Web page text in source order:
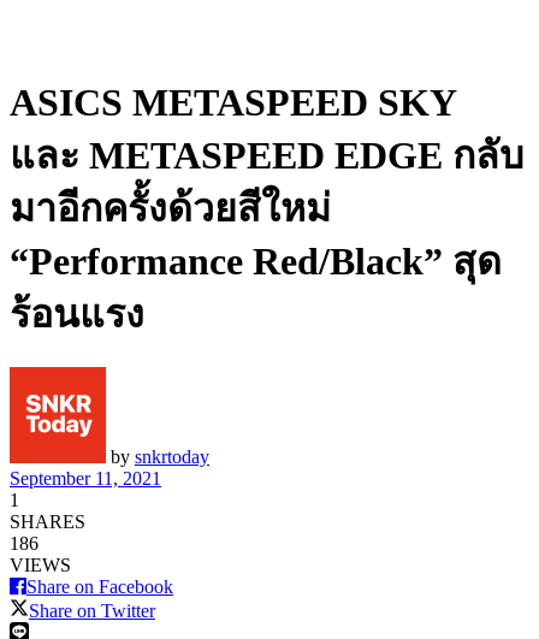
ASICS METASPEED SKY
และ METASPEED EDGE กลับ
มาอีกครั้งด้วยสีใหม่
“Performance Red/Black” สุด
ร้อนแรง
by snkrtoday
September 11, 2021
1
SHARES
186
VIEWS
Share on Facebook
Share on Twitter